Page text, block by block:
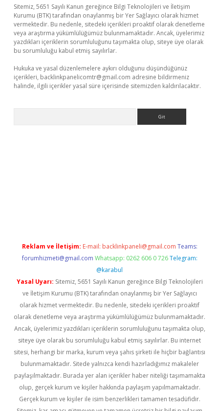
Sitemiz, 5651 Sayılı Kanun gereğince Bilgi Teknolojileri ve İletişim
Kurumu (BTK) tarafından onaylanmış bir Yer Sağlayıcı olarak hizmet
vermektedir. Bu nedenle, sitedeki içerikleri proaktif olarak denetleme
veya araştırma yükümlülüğümüz bulunmamaktadır. Ancak, üyelerimiz
yazdıkları içeriklerin sorumluluğunu taşımakta olup, siteye üye olarak
bu sorumluluğu kabul etmiş sayılırlar.
Hukuka ve yasal düzenlemelere aykırı olduğunu düşündüğünüz
içerikleri, backlinkpanelicomtr@gmail.com adresine bildirmeniz
halinde, ilgili içerikler yasal süre içerisinde sitemizden kaldırılacaktır.
Reklam ve İletişim: E-mail: backlinkpaneli@gmail.com Teams:
forumhizmeti@gmail.com Whatsapp: 0262 606 0 726 Telegram:
@karabul
Yasal Uyarı: Sitemiz, 5651 Sayılı Kanun gereğince Bilgi Teknolojileri
ve İletişim Kurumu (BTK) tarafından onaylanmış bir Yer Sağlayıcı
olarak hizmet vermektedir. Bu nedenle, sitedeki içerikleri proaktif
olarak denetleme veya araştırma yükümlülüğümüz bulunmamaktadır.
Ancak, üyelerimiz yazdıkları içeriklerin sorumluluğunu taşımakta olup,
siteye üye olarak bu sorumluluğu kabul etmiş sayılırlar. Bu internet
sitesi, herhangi bir marka, kurum veya şahıs şirketi ile hiçbir bağlantısı
bulunmamaktadır. Sitede yalnızca kendi hazırladığımız makaleler
paylaşılmaktadır. Burada yer alan içerikler haber niteliği taşımamakta
olup, gerçek kurum ve kişiler hakkında paylaşım yapılmamaktadır.
Gerçek kurum ve kişiler ile isim benzerlikleri tamamen tesadüfidir.